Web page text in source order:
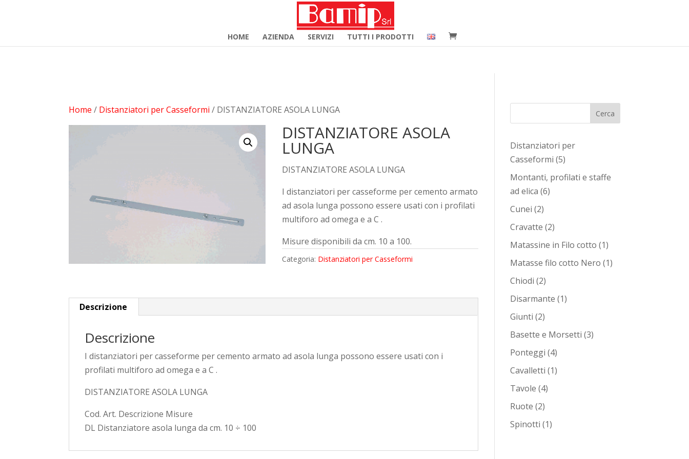
add_filter( 'woocommerce_subcategory_count_html', 'woocommerce_hide_category_count' ); function woocommerce_hide_category_count() { // lasciare la funzione vuota in modo
HOME AZIENDA SERVIZI TUTTI I PRODOTTI
Home / Distanziatori per Casseformi / DISTANZIATORE ASOLA LUNGA
DISTANZIATORE ASOLA
LUNGA
DISTANZIATORE ASOLA LUNGA
I distanziatori per casseforme per cemento armato
ad asola lunga possono essere usati con i profilati
multiforo ad omega e a C .
Misure disponibili da cm. 10 a 100.
Categoria: Distanziatori per Casseformi
Descrizione
Descrizione
I distanziatori per casseforme per cemento armato ad asola lunga possono essere usati con i
profilati multiforo ad omega e a C .
DISTANZIATORE ASOLA LUNGA
Cod. Art. Descrizione Misure
DL Distanziatore asola lunga da cm. 10 ÷ 100
Cerca
Distanziatori per
Casseformi 55
prodotti
Montanti, profilati e staffe
ad elica 66
Cunei 22
prodotti
Cravatte 22
prodotti
Matassine in Filo cotto 11
prodotto
Matasse filo cotto Nero 11
Chiodi 22
prodotti
Disarmante 11
Giunti 22
prodotti
Basette e Morsetti 33
Ponteggi 44
prodotti
Cavalletti 11
Tavole 44
Ruote 22
prodotti
Spinotti 11